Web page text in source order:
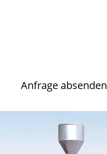
Anfrage absenden